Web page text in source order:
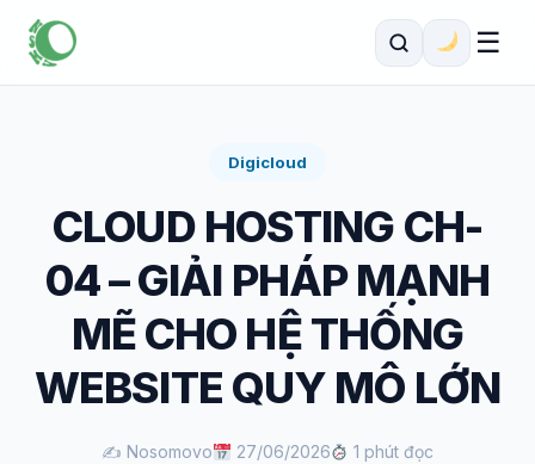
☰
Digicloud
CLOUD HOSTING CH-
04 – GIẢI PHÁP MẠNH
MẼ CHO HỆ THỐNG
WEBSITE QUY MÔ LỚN
✍️ Nosomovo 27/06/2026 1 phút đọc